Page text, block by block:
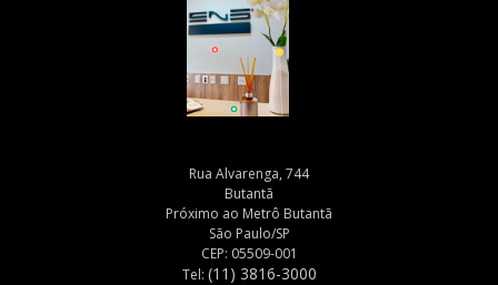
Rua Alvarenga, 744
Butantã
Próximo ao Metrô Butantã
São Paulo/SP
CEP: 05509-001
Tel: (11) 3816-3000